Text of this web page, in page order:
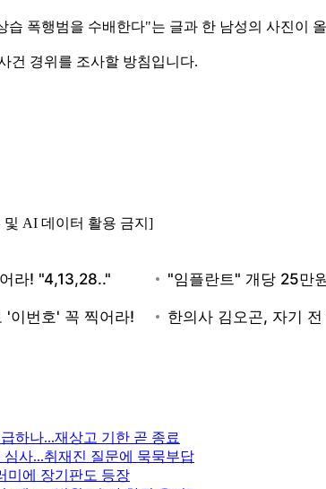
습 폭행범을 수배한다"는 글과 한 남성의 사진이
건 경위를 조사할 방침입니다.
AI 데이터 활용 금지]
하나...재상고 기한 곧 종료
사...취재진 질문에 묵묵부답
미에 장기판도 등장